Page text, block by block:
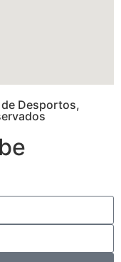
Desportos,